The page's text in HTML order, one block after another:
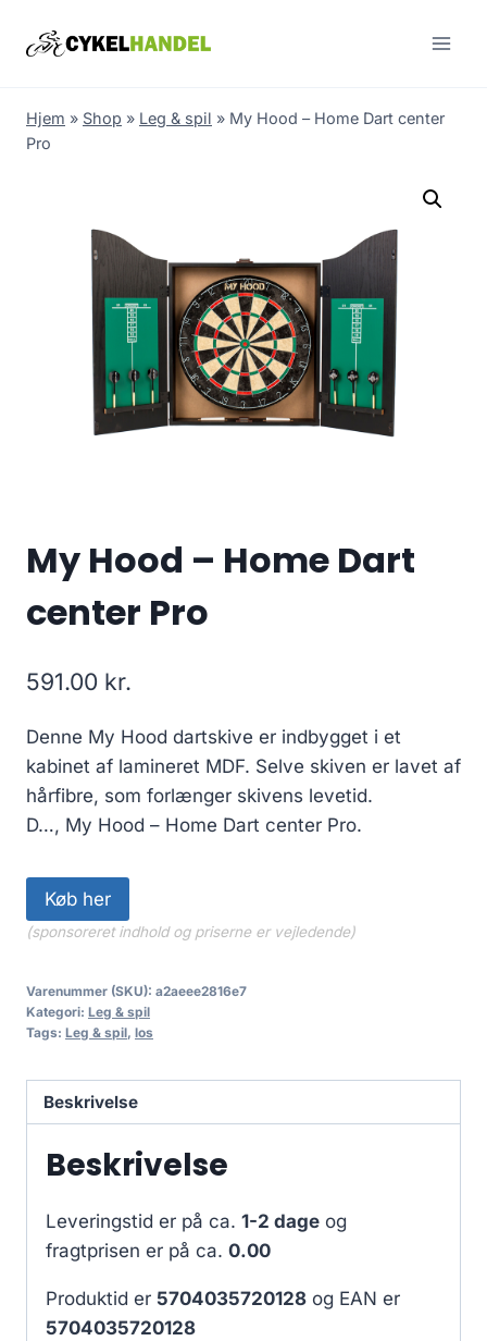
Hjem » Shop » Leg & spil » My Hood – Home Dart center
Pro
My Hood – Home Dart
center Pro
591.00 kr.
Denne My Hood dartskive er indbygget i et
kabinet af lamineret MDF. Selve skiven er lavet af
hårfibre, som forlænger skivens levetid.
D…, My Hood – Home Dart center Pro.
Køb her
(sponsoreret indhold og priserne er vejledende)
Varenummer (SKU): a2aeee2816e7
Kategori: Leg & spil
Tags: Leg & spil, los
Beskrivelse
Beskrivelse
Leveringstid er på ca. 1-2 dage og
fragtprisen er på ca. 0.00
Produktid er 5704035720128 og EAN er
5704035720128